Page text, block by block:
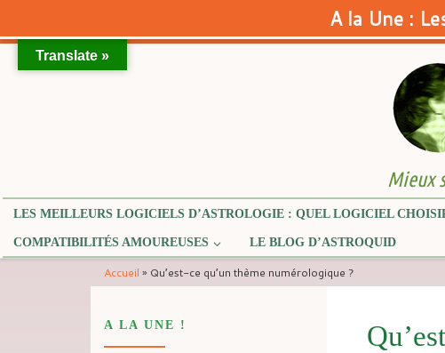
Skip to content
Mieux
LES MEILLEURS LOGICIELS D’ASTROLOGIE : QUEL LOGICIEL
COMPATIBILITÉS AMOUREUSES
LE BLOG D’ASTROQUID
Accueil » Qu’est-ce qu’un thème numérologique ?
A LA UNE !
Translate »
A la Une :